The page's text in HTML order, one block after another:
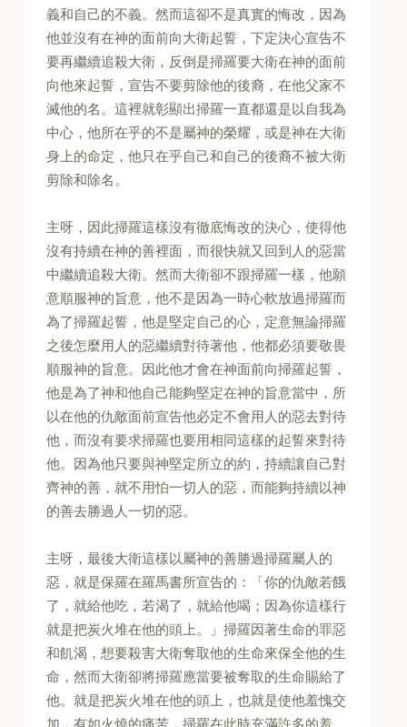
義和自己的不義。然而這卻不是真實的悔改，因為
他並沒有在神的面前向大衛起誓，下定決心宣告不
要再繼續追殺大衛，反倒是掃羅要大衛在神的面前
向他來起誓，宣告不要剪除他的後裔，在他父家不
滅他的名。這裡就彰顯出掃羅一直都還是以自我為
中心，他所在乎的不是屬神的榮耀，或是神在大衛
身上的命定，他只在乎自己和自己的後裔不被大衛
剪除和除名。
主呀，因此掃羅這樣沒有徹底悔改的決心，使得他
沒有持續在神的善裡面，而很快就又回到人的惡當
中繼續追殺大衛。然而大衛卻不跟掃羅一樣，他願
意順服神的旨意，他不是因為一時心軟放過掃羅而
為了掃羅起誓，他是堅定自己的心，定意無論掃羅
之後怎麼用人的惡繼續對待著他，他都必須要敬畏
順服神的旨意。因此他才會在神面前向掃羅起誓，
他是為了神和他自己能夠堅定在神的旨意當中，所
以在他的仇敵面前宣告他必定不會用人的惡去對待
他，而沒有要求掃羅也要用相同這樣的起誓來對待
他。因為他只要與神堅定所立的約，持續讓自己對
齊神的善，就不用怕一切人的惡，而能夠持續以神
的善去勝過人一切的惡。
主呀，最後大衛這樣以屬神的善勝過掃羅屬人的
惡，就是保羅在羅馬書所宣告的：「你的仇敵若餓
了，就給他吃，若渴了，就給他喝；因為你這樣行
就是把炭火堆在他的頭上。」掃羅因著生命的罪惡
和飢渴，想要殺害大衛奪取他的生命來保全他的生
命，然而大衛卻將掃羅應當要被奪取的生命賜給了
他。就是把炭火堆在他的頭上，也就是使他羞愧交